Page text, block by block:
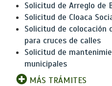
Solicitud de Arreglo de
Solicitud de Cloaca
Solicitud de colocación
para cruces de calles
Solicitud de
municipales
MÁS TRÁMITES